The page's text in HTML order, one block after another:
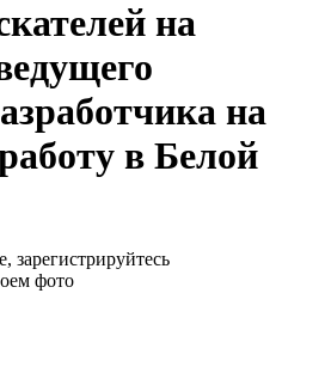
на
на
в Белой
зарегистрируйтесь
фото